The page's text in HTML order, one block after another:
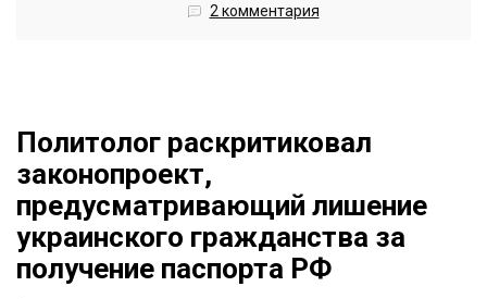
2 комментария
Политолог раскритиковал
законопроект,
предусматривающий лишение
украинского гражданства за
получение паспорта РФ